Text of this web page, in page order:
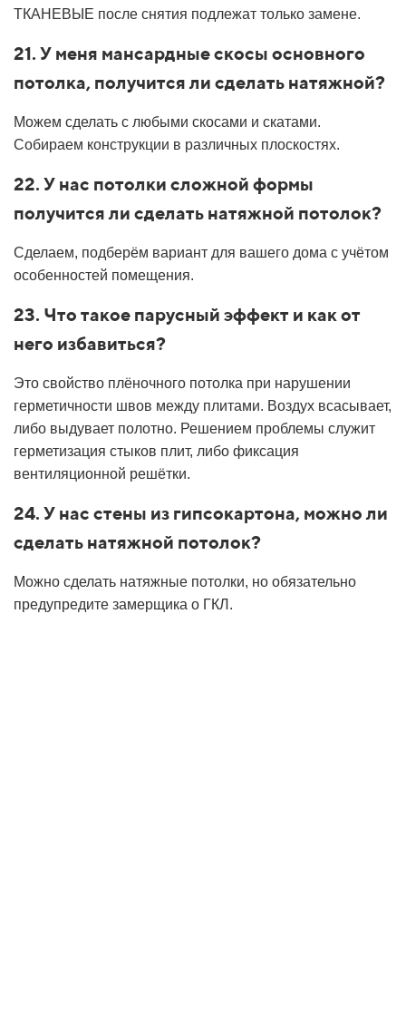
ТКАНЕВЫЕ после снятия подлежат только замене.
21. У меня мансардные скосы основного
потолка, получится ли сделать натяжной?
Можем сделать с любыми скосами и скатами.
Собираем конструкции в различных плоскостях.
22. У нас потолки сложной формы
получится ли сделать натяжной потолок?
Сделаем, подберём вариант для вашего дома с учётом
особенностей помещения.
23. Что такое парусный эффект и как от
него избавиться?
Это свойство плёночного потолка при нарушении
герметичности швов между плитами. Воздух всасывает,
либо выдувает полотно. Решением проблемы служит
герметизация стыков плит, либо фиксация
вентиляционной решётки.
24. У нас стены из гипсокартона, можно ли
сделать натяжной потолок?
Можно сделать натяжные потолки, но обязательно
предупредите замерщика о ГКЛ.